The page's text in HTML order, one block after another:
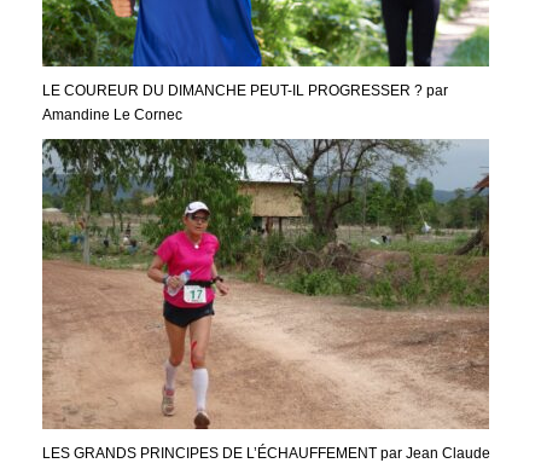
LE COUREUR DU DIMANCHE PEUT-IL PROGRESSER ? par
Amandine Le Cornec
LES GRANDS PRINCIPES DE L’ÉCHAUFFEMENT par Jean Claude